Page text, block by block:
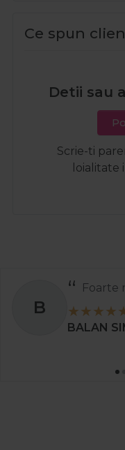
Ce spun
Detii sau
Scrie-ti
loialitate
B
Foarte
BALAN